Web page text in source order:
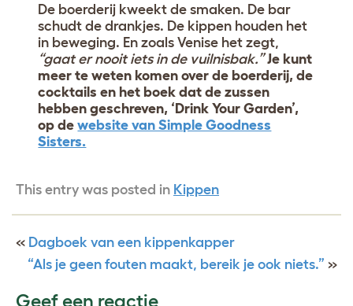
De boerderij kweekt de smaken. De bar
schudt de drankjes. De kippen houden het
in beweging. En zoals Venise het zegt,
“gaat er nooit iets in de vuilnisbak.” Je kunt
meer te weten komen over de boerderij, de
cocktails en het boek dat de zussen
hebben geschreven, ‘Drink Your Garden’,
op dewebsite van Simple Goodness
Sisters.
This entry was posted in Kippen
« Dagboek van een kippenkapper
“Als je geen fouten maakt, bereik je ook niets.” »
Geef een reactie